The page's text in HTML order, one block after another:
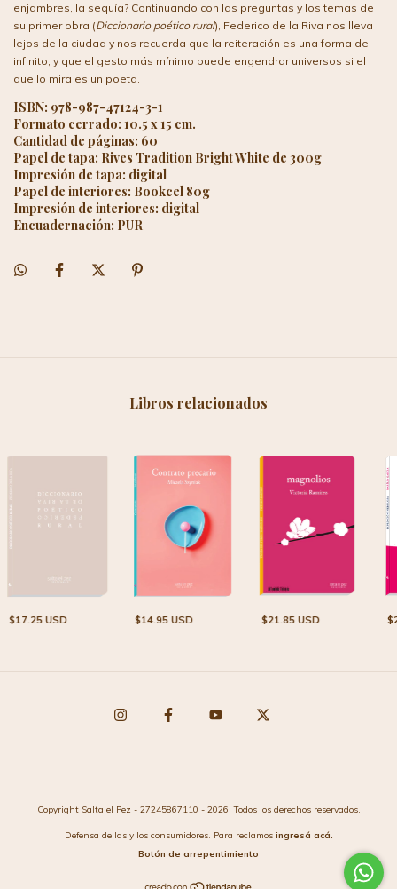
enjambres, la sequía? Continuando con las preguntas y los temas de
su primer obra (Diccionario poético rural), Federico de la Riva nos lleva
lejos de la ciudad y nos recuerda que la reiteración es una forma del
infinito, y que el gesto más mínimo puede engendrar universos si el
que lo mira es un poeta.
ISBN: 978-987-47124-3-1
Formato cerrado: 10.5 x 15 cm.
Cantidad de páginas: 60
Papel de tapa: Rives Tradition Bright White de 300g
Impresión de tapa: digital
Papel de interiores: Bookcel 80g
Impresión de interiores: digital
Encuadernación: PUR
Libros relacionados
$17.25 USD $14.95 USD $21.85 USD
Copyright Salta el Pez - 27245867110 - 2026. Todos los derechos reservados.
Defensa de las y los consumidores. Para reclamos ingresá acá.
Botón de arrepentimiento